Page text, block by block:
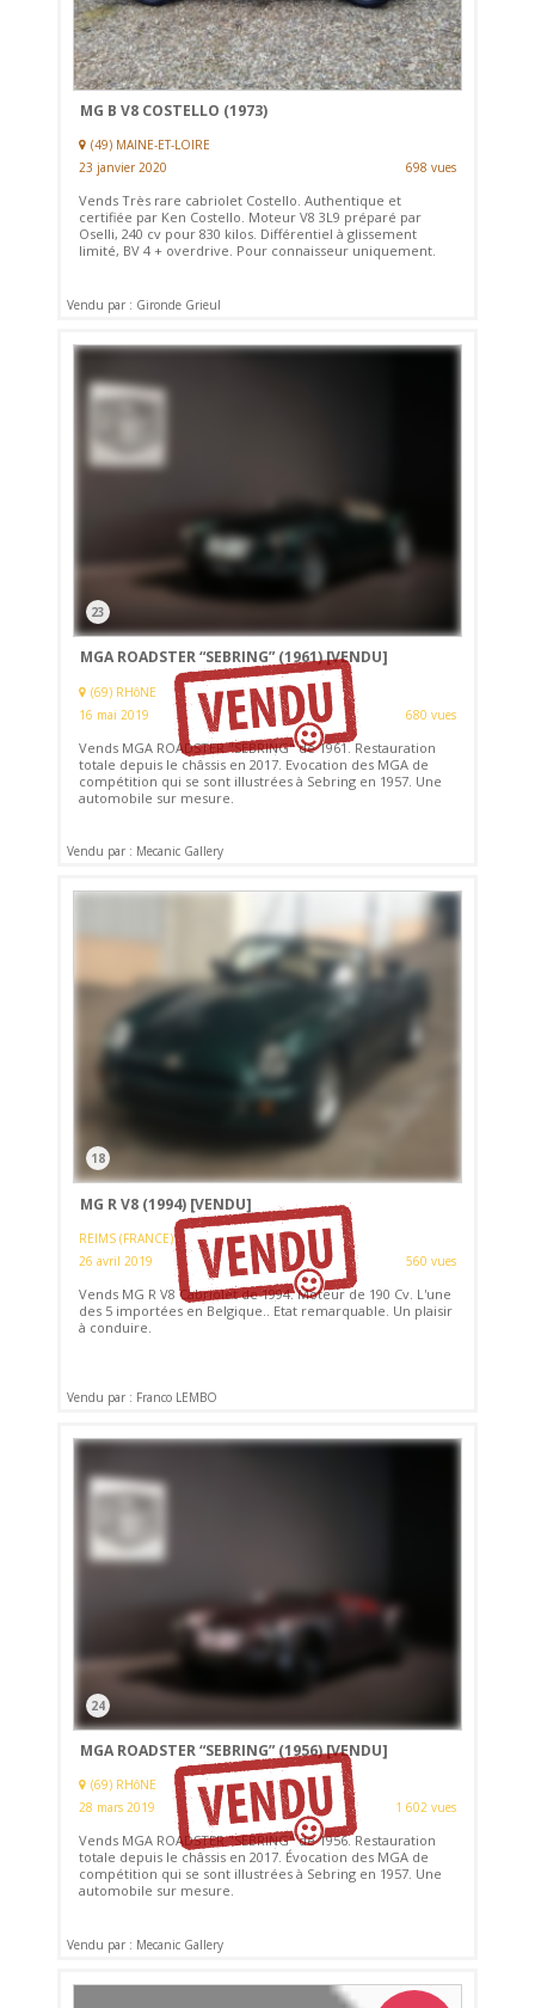
MG B V8 COSTELLO (1973)
(49) MAINE-ET-LOIRE
23 janvier 2020
698 vues
Vends Très rare cabriolet Costello. Authentique et
certifiée par Ken Costello. Moteur V8 3L9 préparé par
Oselli, 240 cv pour 830 kilos. Différentiel à glissement
limité, BV 4 + overdrive. Pour connaisseur uniquement.
Vendu par : Gironde Grieul
23
MGA ROADSTER “SEBRING” (1961)[VENDU]
(69) RHôNE
16 mai 2019
680 vues
Vends MGA ROADSTER "SEBRING" de 1961. Restauration
totale depuis le châssis en 2017. Evocation des MGA de
compétition qui se sont illustrées à Sebring en 1957. Une
automobile sur mesure.
Vendu par : Mecanic Gallery
18
MG R V8 (1994) [VENDU]
REIMS (FRANCE)
26 avril 2019
560 vues
Vends MG R V8 Cabriolet de 1994. Moteur de 190 Cv. L'une
des 5 importées en Belgique.. Etat remarquable. Un plaisir
à conduire.
Vendu par : Franco LEMBO
24
MGA ROADSTER “SEBRING” (1956)[VENDU]
(69) RHôNE
28 mars 2019
1 602 vues
Vends MGA ROADSTER "SEBRING" de 1956. Restauration
totale depuis le châssis en 2017. Évocation des MGA de
compétition qui se sont illustrées à Sebring en 1957. Une
automobile sur mesure.
Vendu par : Mecanic Gallery